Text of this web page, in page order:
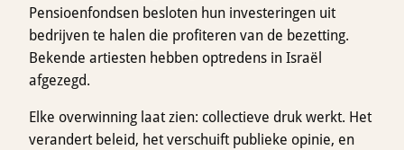
Pensioenfondsen besloten hun investeringen uit
bedrijven te halen die profiteren van de bezetting.
Bekende artiesten hebben optredens in Israël
afgezegd.
Elke overwinning laat zien: collectieve druk werkt. Het
verandert beleid, het verschuift publieke opinie, en